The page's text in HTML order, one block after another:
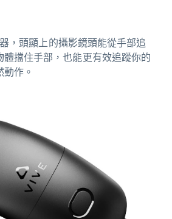
，頭顯上的攝影鏡頭能從手部追
體擋住手部，也能更有效追蹤你的
作。